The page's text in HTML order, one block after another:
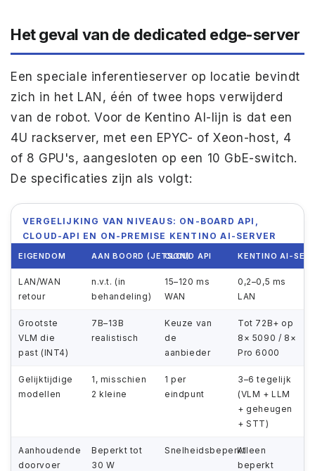
Het geval van de dedicated edge-server
Een speciale inferentieserver op locatie bevindt
zich in het LAN, één of twee hops verwijderd
van de robot. Voor de Kentino AI-lijn is dat een
4U rackserver, met een EPYC- of Xeon-host, 4
of 8 GPU's, aangesloten op een 10 GbE-switch.
De specificaties zijn als volgt:
VERGELIJKING VAN NIVEAUS: ON-BOARD API,
CLOUD-API EN ON-PREMISE KENTINO AI-SERVER
EIGENDOM AAN BOORD (JETSON)
CLOUD API KENTINO AI-
LAN/WAN
retour
n.v.t. (in
behandeling)
15–120 ms
WAN
0,2–0,5 ms
LAN
Grootste
VLM die
past (INT4)
7B–13B
realistisch
Keuze van
de
aanbieder
Tot 72B+ op
8× 5090 / 8×
Pro 6000
Gelijktijdige
modellen
1, misschien
2 kleine
1 per
eindpunt
3–6 tegelijk
(VLM + LLM
+ geheugen
+ STT)
Aanhoudende
doorvoer
Beperkt tot
30 W
SnelheidsbeperktAlleen
beperkt